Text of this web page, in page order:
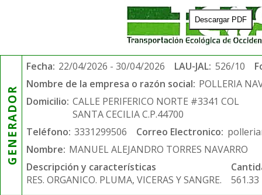
Descargar PDF
GENERADOR
Fecha: 22/04/2026 - 30/04/2026 LAU-JAL: 526/10
Nombre de la empresa o razón social: POLLERIA
Domicilio: CALLE PERIFERICO NORTE #3341 COL
SANTA CECILIA C.P.44700
Teléfono: 3331299506 Correo Electronico:
Nombre: MANUEL ALEJANDRO TORRES NAVARRO
Descripción y características
RES. ORGANICO. PLUMA, VICERAS Y SANGRE.
561.33